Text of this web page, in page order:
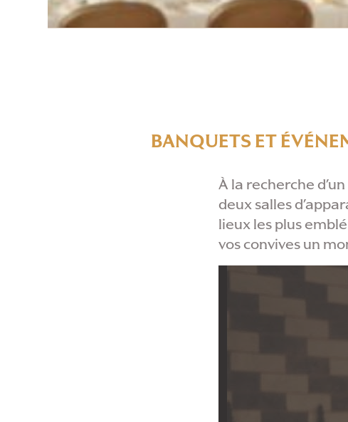
BANQUETS ET
À la recherche
deux salles
lieux les plus
vos convives un